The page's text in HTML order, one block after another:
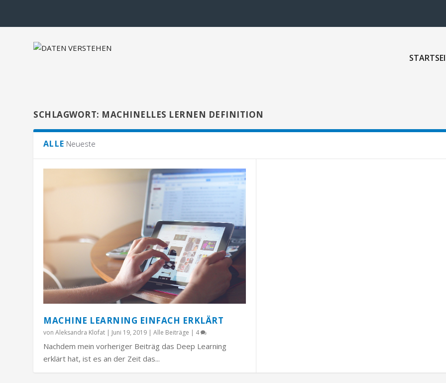
SCHLAGWORT: MACHINELLES LERNEN DEFINITION
ALLE Neueste
MACHINE LEARNING EINFACH ERKLÄRT
vonAleksandra Klofat | Juni 19, 2019 |Alle Beiträge | 4
Nachdem mein vorheriger Beiträg das Deep Learning
erklärt hat, ist es an der Zeit das...